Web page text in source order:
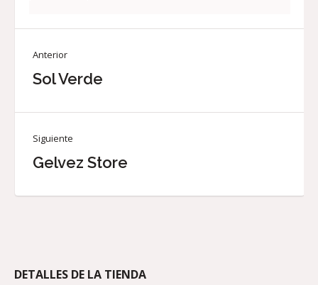
Anterior
Sol Verde
Siguiente
Gelvez Store
DETALLES DE LA TIENDA